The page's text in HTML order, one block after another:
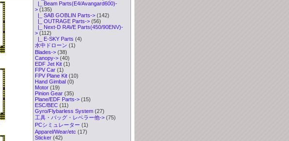
|_ Beam Parts(E4/Avangard600)-
>(135)
|_ SAB GOBLIN Parts->(142)
|_ OUTRAGE Parts->(56)
|_ Next-D RAVE Parts(450/90ENV)-
>(112)
|_ E-SKY Parts (4)
水中ドローン (1)
Blades->(38)
Canopy->(40)
EDF Jet Kit(1)
FPV Car(1)
FPV Plane Kit(10)
Hand Gimbal(0)
Motor(19)
Pinion Gear(35)
Plane/EDF Parts->(15)
ESC/BEC(11)
Gyro/Flybarless System(27)
工具・バッグ・レベラー他->(75)
PCシミュレーター (1)
Apparel/Wear/etc (17)
Sticker(42)